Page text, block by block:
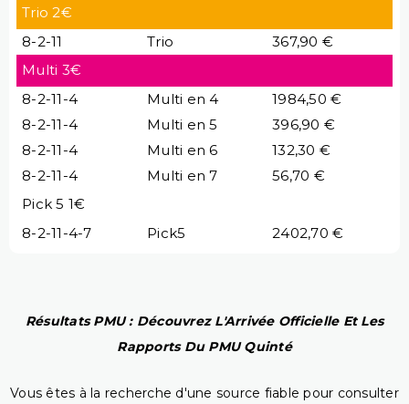
Trio 2€
8-2-11
Trio
367,90 €
Multi 3€
8-2-11-4
Multi en 4
1984,50 €
8-2-11-4
Multi en 5
396,90 €
8-2-11-4
Multi en 6
132,30 €
8-2-11-4
Multi en 7
56,70 €
Pick 5 1€
8-2-11-4-7
Pick5 2402,70 €
Résultats PMU : Découvrez L'Arrivée Officielle Et Les
Rapports Du PMU Quinté
Vous êtes à la recherche d'une source fiable pour consulter